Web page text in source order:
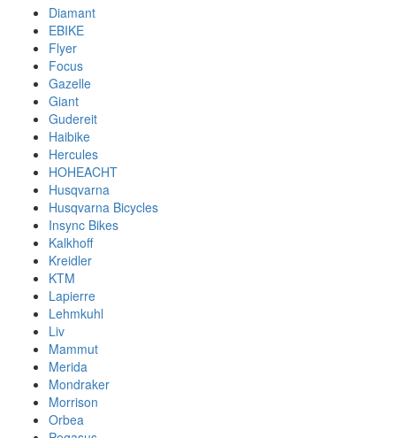
Diamant
EBIKE
Flyer
Focus
Gazelle
Giant
Gudereit
Haibike
Hercules
HOHEACHT
Husqvarna
Husqvarna Bicycles
Insync Bikes
Kalkhoff
Kreidler
KTM
Lapierre
Lehmkuhl
Liv
Mammut
Merida
Mondraker
Morrison
Orbea